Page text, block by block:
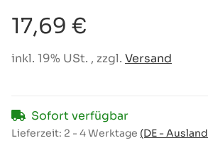
17,69 €
inkl. 19% USt. , zzgl. Versand
Sofort verfügbar
Lieferzeit: 2 - 4 Werktage (DE -